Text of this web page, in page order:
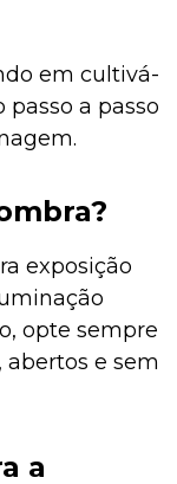
em cultivá-
passo a passo
exposição
opte sempre
e sem
a